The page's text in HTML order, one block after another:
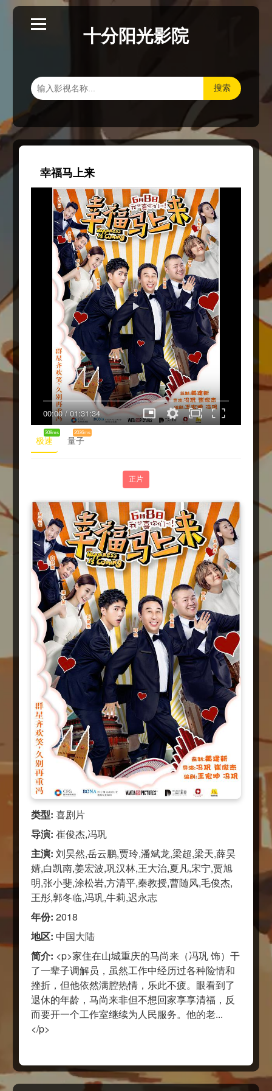
十分阳光影院
搜索
幸福马上来
00:00/01:31:34
极速
308ms
量子
2036ms
正片
类型: 喜剧片
导演: 崔俊杰,冯巩
主演: 刘昊然,岳云鹏,贾玲,潘斌龙,梁超,梁天,薛昊
婧,白凯南,姜宏波,巩汉林,王大治,夏凡,宋宁,贾旭
明,张小斐,涂松岩,方清平,秦教授,曹随风,毛俊杰,
王彤,郭冬临,冯巩,牛莉,迟永志
年份: 2018
地区: 中国大陆
简介: <p>家住在山城重庆的马尚来（冯巩 饰）干
了一辈子调解员，虽然工作中经历过各种险情和
挫折，但他依然满腔热情，乐此不疲。眼看到了
退休的年龄，马尚来非但不想回家享享清福，反
而要开一个工作室继续为人民服务。他的老...
</p>